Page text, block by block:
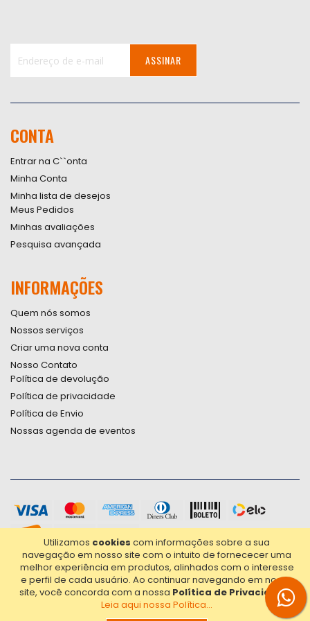
Utilizamos cookies com informações sobre a sua
navegação em nosso site com o intuito de fornececer uma
melhor experiência em produtos, alinhados com o interesse
e perfil de cada usuário. Ao continuar navegando em nosso
site, você concorda com a nossa Política de Privacidade.
Leia aqui nossa Política...
Newsletter:
ASSINAR
CONTA
Entrar na C``onta
Minha Conta
Minha lista de desejos
Meus Pedidos
Minhas avaliações
Pesquisa avançada
INFORMAÇÕES
Quem nós somos
Nossos serviços
Criar uma nova conta
Nosso Contato
Política de devolução
Política de privacidade
Política de Envio
Nossas agenda de eventos
2021© Copyright Poligrafica Bazar Ltda- CNPJ 42.500.090/0001-